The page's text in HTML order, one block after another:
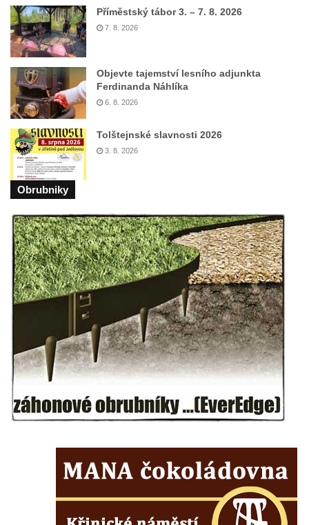
Socha Skupina jeřábů v Tierpark Chemnitz
Socha Panter v ZOO Leipzig
Socha Dívka s mušlí v ZOO Leipzig
Socha Tygr v ZOO Leipzig
Socha Atlet v ZOO Leipzig
Socha Marabu v ZOO Leipzig
Busta Karla Maxe Schneidera v ZOO
Leipzig
Socha Iásón v ZOO Leipzig
Socha Býk v ZOO Dresden
Socha Uprchlý otrok bojuje s divokým psem
v ZOO Dresden
Socha krokodýla v ZOO Dresden
Socha slona v ZOO Dresden
Socha Faun s medvíďaty v ZOO Dresden
Socha divokého prasete před vstupem do
ZOO Dresden
Vltavou
– Hořín u Lužce nad Vltavou
Strom svobody a památník 100 let republiky
Příměstský tábor 3. – 7. 8. 2026
7. 8. 2026
Objevte tajemství lesního adjunkta
Ferdinanda Náhlíka
6. 8. 2026
Tolštejnské slavnosti 2026
3. 8. 2026
Obrubniky